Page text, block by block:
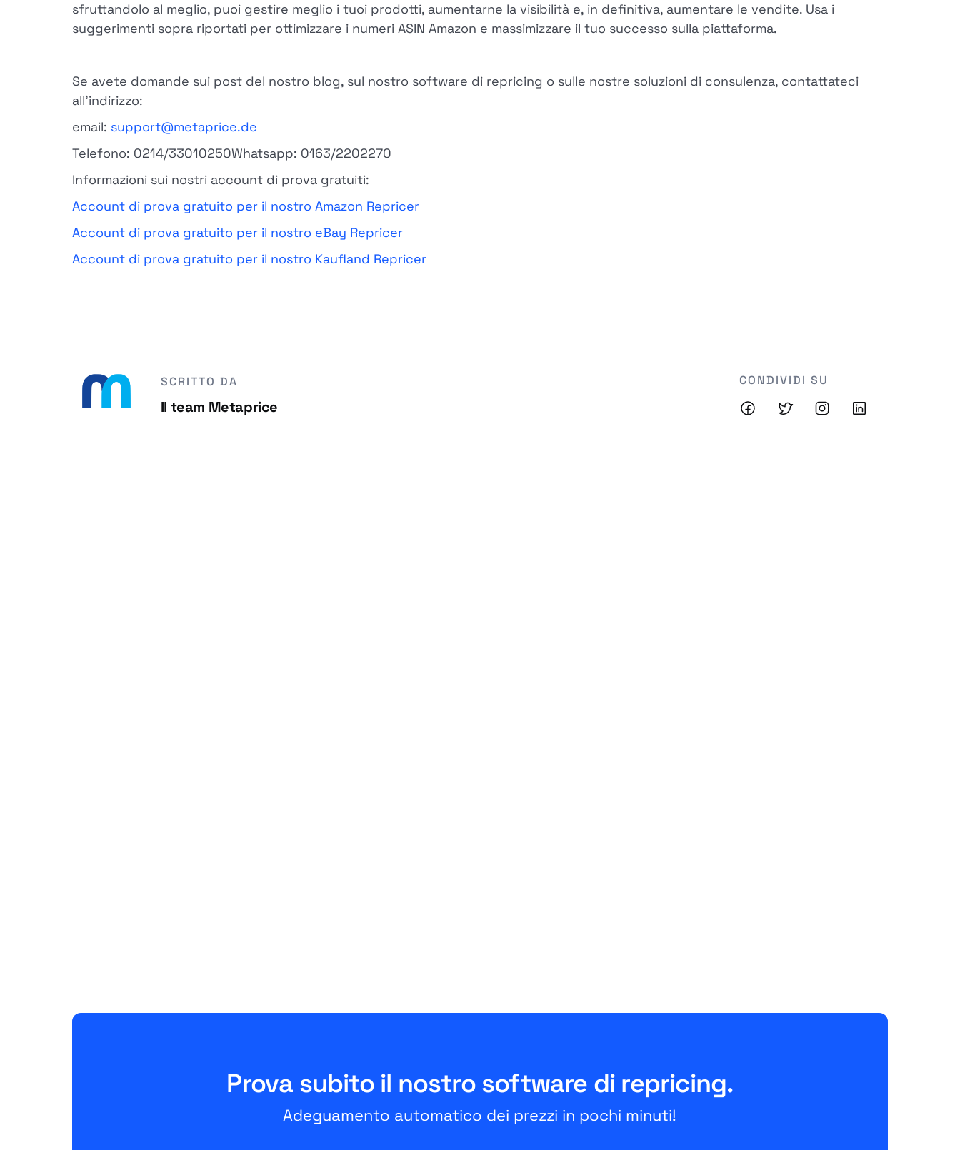
sfruttandolo al meglio, puoi gestire meglio i tuoi prodotti, aumentarne la visibilità e, in definitiva, aumentare le vendite. Usa i
suggerimenti sopra riportati per ottimizzare i numeri ASIN Amazon e massimizzare il tuo successo sulla piattaforma.
Se avete domande sui post del nostro blog, sul nostro software di repricing o sulle nostre soluzioni di consulenza, contattateci
all'indirizzo:
email: support@metaprice.de
Telefono: 0214/33010250Whatsapp: 0163/2202270
Informazioni sui nostri account di prova gratuiti:
Account di prova gratuito per il nostro Amazon Repricer
Account di prova gratuito per il nostro eBay Repricer
Account di prova gratuito per il nostro Kaufland Repricer
SCRITTO DA
Il team Metaprice
CONDIVIDI SU
Prova subito il nostro software di repricing.
Adeguamento automatico dei prezzi in pochi minuti!